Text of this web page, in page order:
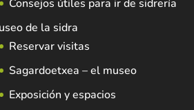
Consejos útiles para ir de sidrería
de la sidra
Reservar visitas
Sagardoetxea – el museo
Exposición y espacios